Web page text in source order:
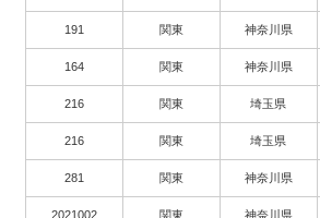
191 関東 神奈川県
164 関東 神奈川県
216 関東 埼玉県
216 関東 埼玉県
281 関東 神奈川県
2021002 関東 神奈川県